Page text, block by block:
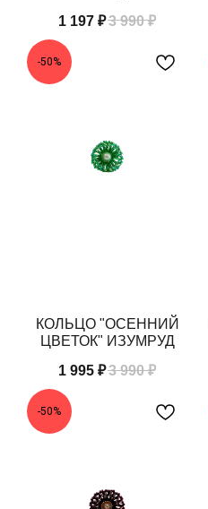
1 197 ₽3 990 ₽
-50%
КОЛЬЦО "ОСЕННИЙ
ЦВЕТОК" ИЗУМРУД
1 995 ₽3 990 ₽
-50%